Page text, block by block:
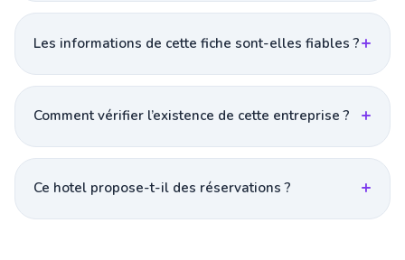
Les informations de cette fiche sont-elles fiables ?
Comment vérifier l’existence de cette entreprise ?
Ce hotel propose-t-il des réservations ?